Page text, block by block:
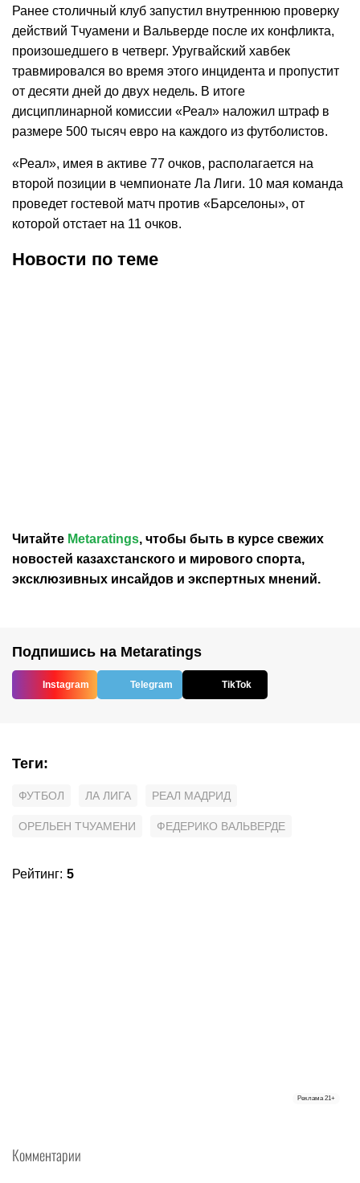
Ранее столичный клуб запустил внутреннюю проверку
действий Тчуамени и Вальверде после их конфликта,
произошедшего в четверг. Уругвайский хавбек
травмировался во время этого инцидента и пропустит
от десяти дней до двух недель. В итоге
дисциплинарной комиссии «Реал» наложил штраф в
размере 500 тысяч евро на каждого из футболистов.
«Реал», имея в активе 77 очков, располагается на
второй позиции в чемпионате Ла Лиги. 10 мая команда
проведет гостевой матч против «Барселоны», от
которой отстает на 11 очков.
Новости по теме
Читайте Metaratings, чтобы быть в курсе свежих
новостей казахстанского и мирового спорта,
эксклюзивных инсайдов и экспертных мнений.
Подпишись на Metaratings
Instagram Telegram TikTok
Теги:
ФУТБОЛ ЛА ЛИГА РЕАЛ МАДРИД
ОРЕЛЬЕН ТЧУАМЕНИ ФЕДЕРИКО ВАЛЬВЕРДЕ
Рейтинг: 5
Реклама 21+
Комментарии